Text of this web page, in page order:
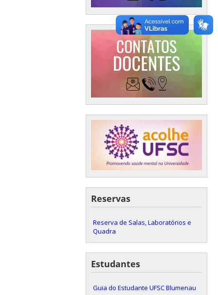
Reservas
Reserva de Salas, Laboratórios e
Quadra
Estudantes
Guia do Estudante UFSC Blumenau